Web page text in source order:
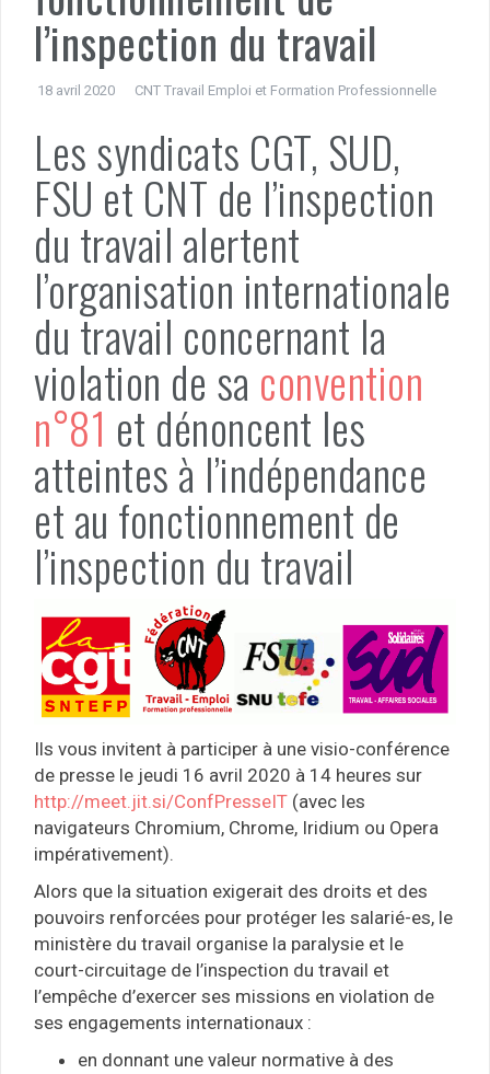
l’inspection du travail
18 avril 2020 CNT Travail Emploi et Formation Professionnelle
Les syndicats CGT, SUD,
FSU et CNT de l’inspection
du travail alertent
l’organisation internationale
du travail concernant la
violation de sa convention
n°81 et dénoncent les
atteintes à l’indépendance
et au fonctionnement de
l’inspection du travail
Ils vous invitent à participer à une visio-conférence
de presse le jeudi 16 avril 2020 à 14 heures sur
http://meet.jit.si/ConfPresseIT (avec les
navigateurs Chromium, Chrome, Iridium ou Opera
impérativement).
Alors que la situation exigerait des droits et des
pouvoirs renforcées pour protéger les salarié-es, le
ministère du travail organise la paralysie et le
court-circuitage de l’inspection du travail et
l’empêche d’exercer ses missions en violation de
ses engagements internationaux :
en donnant une valeur normative à des